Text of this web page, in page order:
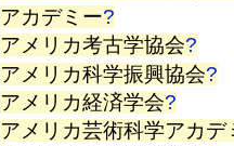
アカデミー?
アメリカ考古学協会?
アメリカ科学振興協会?
アメリカ経済学会?
アメリカ芸術科学アカデ